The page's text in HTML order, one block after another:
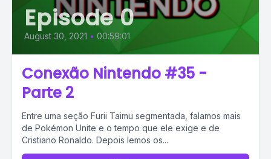
Episode 0
August 30, 2021 • 00:59:01
Conexão Nintendo #35 -
Parte 2
Entre uma seção Furii Taimu segmentada, falamos mais
de Pokémon Unite e o tempo que ele exige e de
Cristiano Ronaldo. Depois lemos os...